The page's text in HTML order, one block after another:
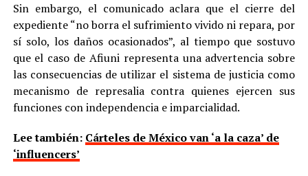
Sin embargo, el comunicado aclara que el cierre del
expediente “no borra el sufrimiento vivido ni repara, por
sí solo, los daños ocasionados”, al tiempo que sostuvo
que el caso de Afiuni representa una advertencia sobre
las consecuencias de utilizar el sistema de justicia como
mecanismo de represalia contra quienes ejercen sus
funciones con independencia e imparcialidad.
Lee también: Cárteles de México van ‘a la caza’ de
‘influencers’